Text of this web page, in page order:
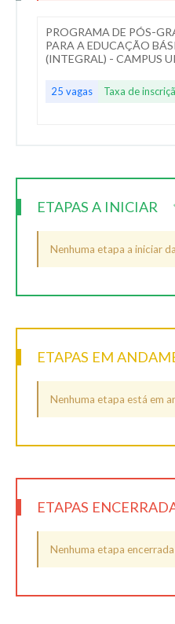
PROGRAMA DE PÓS-
PARA A EDUCAÇÃO
(INTEGRAL) - CAMPUS
25 vagas Taxa de
ETAPAS A INICIAR
Nenhuma etapa a iniciar
ETAPAS EM
Nenhuma etapa está em
ETAPAS
Nenhuma etapa